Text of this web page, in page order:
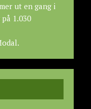
ut en gang i
1.030